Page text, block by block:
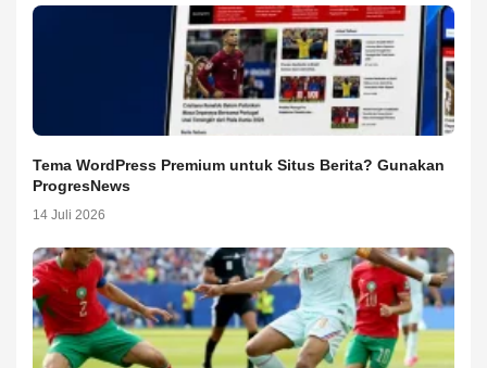
Tema WordPress Premium untuk Situs Berita? Gunakan
ProgresNews
14 Juli 2026